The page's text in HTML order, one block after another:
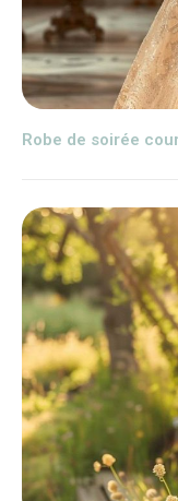
Robe de soirée